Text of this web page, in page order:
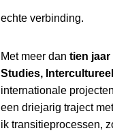
echte verbinding.
Met meer dan tien
Studies,
internationale
een driejarig traject
ik transitieprocessen,